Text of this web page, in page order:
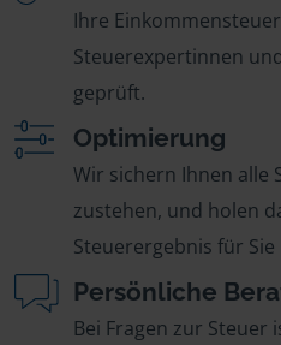
Ihre
Steuerexpertinnen
geprüft.
Optimierung
Wir sichern Ihnen alle
zustehen, und holen
Steuerergebnis für Sie
Persönliche
Bei Fragen zur Steuer